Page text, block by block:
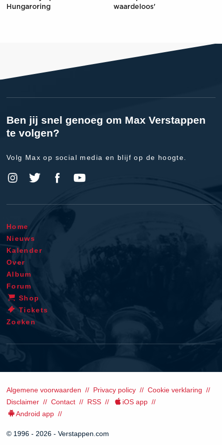
Hungaroring
waardeloos'
Ben jij snel genoeg om Max Verstappen
te volgen?
Volg Max op social media en blijf op de hoogte.
Home
Nieuws
Kalender
Over
Album
Forum
Shop
Tickets
Zoeken
Algemene voorwaarden Privacy policy
Cookie verklaring
Disclaimer
Contact RSS
iOS app
Android app
© 1996 - 2026 - Verstappen.com